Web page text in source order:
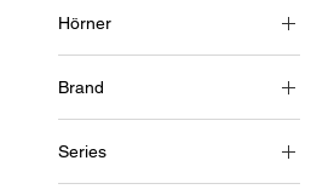
4 Pole (~1500 U/min)
Hörner
1~ (einphasig 230V)
Brand
Soga
Series
MR65